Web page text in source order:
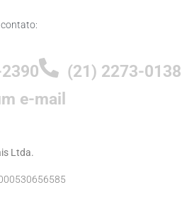
(21) 2273-0138
e-mail
Ltda.